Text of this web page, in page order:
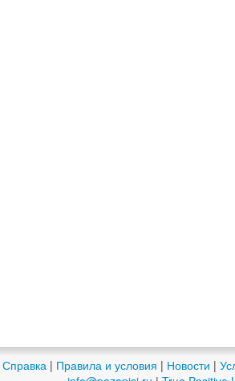
Справка | Правила и условия | Новости |